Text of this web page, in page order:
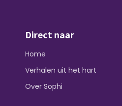
Direct naar
Home
Verhalen uit het hart
Over Sophi